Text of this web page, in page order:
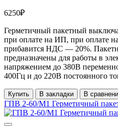
6250₽
Герметичный пакетный
при оплате на ИП, при оплате
прибавится НДС ― 20%.
предназначены для работы в
напряжением до 380В
400Гц и до 220В постоянного
Купить В закладки В
ГПВ 2-60/М1 Герметичный